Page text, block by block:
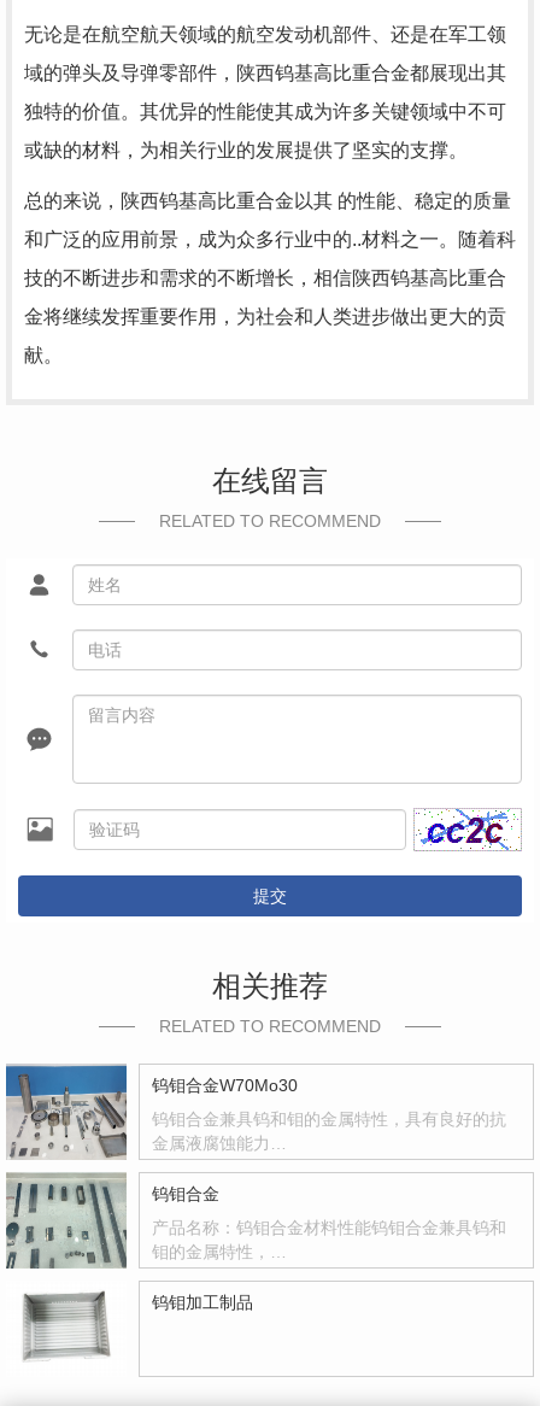
无论是在航空航天领域的航空发动机部件、还是在军工领
域的弹头及导弹零部件，陕西钨基高比重合金都展现出其
独特的价值。其优异的性能使其成为许多关键领域中不可
或缺的材料，为相关行业的发展提供了坚实的支撑。
总的来说，陕西钨基高比重合金以其 的性能、稳定的质量
和广泛的应用前景，成为众多行业中的..材料之一。随着科
技的不断进步和需求的不断增长，相信陕西钨基高比重合
金将继续发挥重要作用，为社会和人类进步做出更大的贡
献。
在线留言
RELATED TO RECOMMEND
提交
相关推荐
RELATED TO RECOMMEND
钨钼合金W70Mo30
钨钼合金兼具钨和钼的金属特性，具有良好的抗
金属液腐蚀能力…
钨钼合金
产品名称：钨钼合金材料性能钨钼合金兼具钨和
钼的金属特性，…
钨钼加工制品